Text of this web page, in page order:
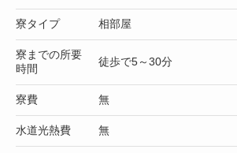
寮タイプ 相部屋
寮までの所要
時間
徒歩で5～30分
寮費 無
水道光熱費 無